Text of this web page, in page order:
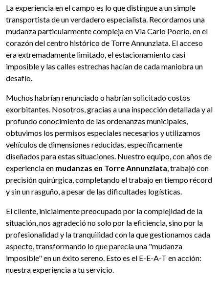
La experiencia en el campo es lo que distingue a un simple
transportista de un verdadero especialista. Recordamos una
mudanza particularmente compleja en Via Carlo Poerio, en el
corazón del centro histórico de Torre Annunziata. El acceso
era extremadamente limitado, el estacionamiento casi
imposible y las calles estrechas hacían de cada maniobra un
desafío.
Muchos habrían renunciado o habrían solicitado costos
exorbitantes. Nosotros, gracias a una inspección detallada y al
profundo conocimiento de las ordenanzas municipales,
obtuvimos los permisos especiales necesarios y utilizamos
vehículos de dimensiones reducidas, específicamente
diseñados para estas situaciones. Nuestro equipo, con años de
experiencia en mudanzas en Torre Annunziata, trabajó con
precisión quirúrgica, completando el trabajo en tiempo récord
y sin un rasguño, a pesar de las dificultades logísticas.
El cliente, inicialmente preocupado por la complejidad de la
situación, nos agradeció no solo por la eficiencia, sino por la
profesionalidad y la tranquilidad con la que gestionamos cada
aspecto, transformando lo que parecía una "mudanza
imposible" en un éxito sereno. Esto es el E-E-A-T en acción:
nuestra experiencia a tu servicio.